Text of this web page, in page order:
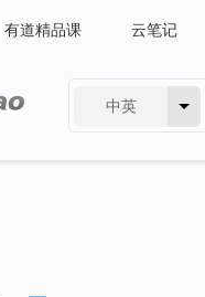
有道精品课 云笔记
中英